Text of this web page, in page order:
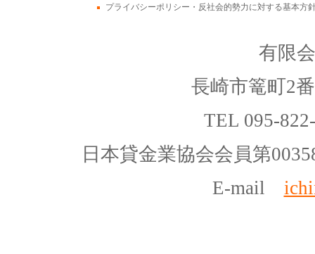
プライバシーポリシー・反社会的勢力に対する基本方
有限
長崎市篭町2
TEL 095-
日本貸金業協会会員第
E-mail